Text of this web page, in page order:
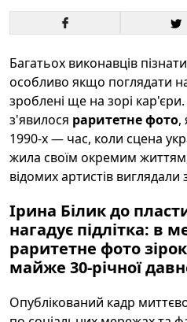
Багатьох виконавців
особливо якщо поглядати на
зроблені ще на зорі
з'явилося раритетне фото,
1990-х — час, коли сцена
жила своїм окремим
відомих артистів виглядали
Ірина Білик до
нагадує підлітка: в
раритетне фото
майже 30-річної
Опублікований кадр